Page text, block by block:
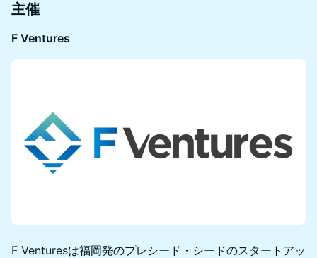
主催
F Ventures
​​​F Venturesは福岡発のプレシード・シードのスタートアッ